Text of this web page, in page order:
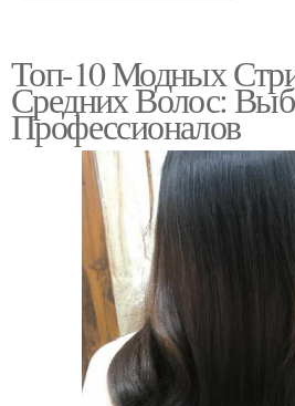
Топ-10 Модных
Средних Волос:
Профессионалов